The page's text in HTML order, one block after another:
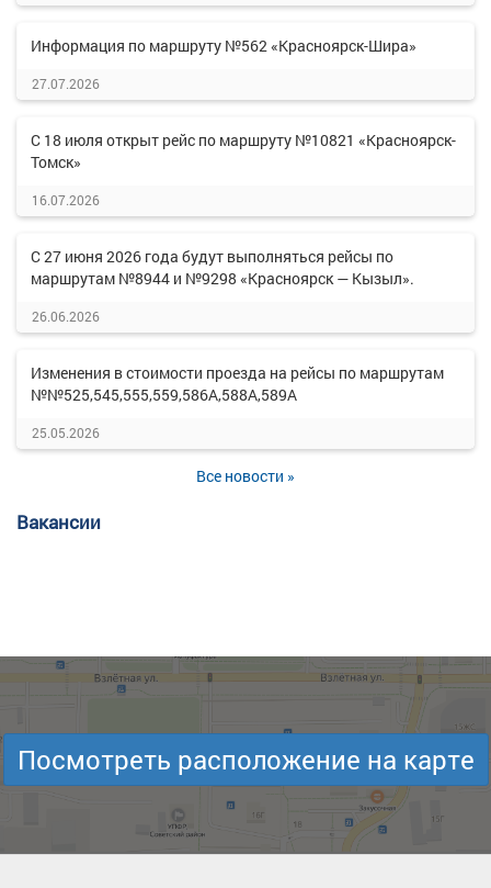
Информация по маршруту №562 «Красноярск-Шира»
27.07.2026
С 18 июля открыт рейс по маршруту №10821 «Красноярск-
Томск»
16.07.2026
С 27 июня 2026 года будут выполняться рейсы по
маршрутам №8944 и №9298 «Красноярск — Кызыл».
26.06.2026
Изменения в стоимости проезда на рейсы по маршрутам
№№525,545,555,559,586А,588А,589А
25.05.2026
Все новости »
Вакансии
Посмотреть расположение на карте